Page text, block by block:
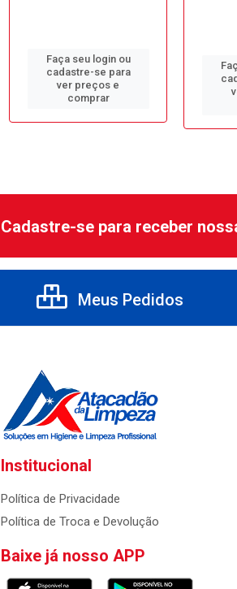
Faça seu login ou
cadastre-se para
ver preços e
comprar
Cadastre-se para receber
Meus Pedidos
Institucional
Política de Privacidade
Política de Troca e Devolução
Baixe já nosso APP